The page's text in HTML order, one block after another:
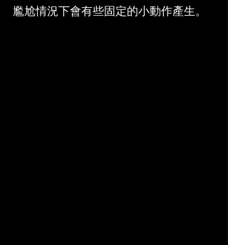
尷尬情況下會有些固定的小動作產生。